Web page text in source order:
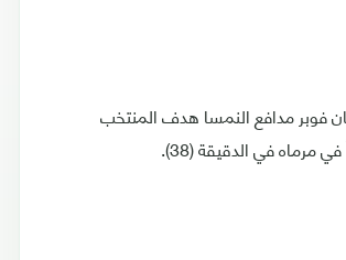
فوبر مدافع النمسا هدف المنتخب
مرماه في الدقيقة (38).